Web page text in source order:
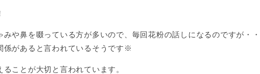
や鼻を啜っている方が多いので、毎回花粉の話しになるのですが・・
係があると言われているそうです※
ことが大切と言われています。